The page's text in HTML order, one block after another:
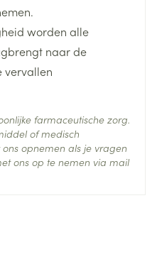
(15°C - 25°C)
worden alle
naar de
vervallen
farmaceutische zorg.
of medisch
opnemen als je vragen
ons op te nemen via mail